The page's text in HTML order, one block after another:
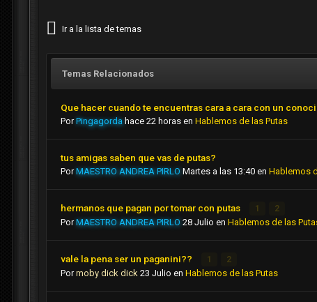
Ir a la lista de temas
Temas Relacionados
Que hacer cuando te encuentras cara a cara con un
PorPingagorda hace 22 horas en Hablemos de las Putas
tus amigas saben que vas de putas?
PorMAESTRO ANDREA PIRLO Martes a las 13:40 en Hablemos
hermanos que pagan por tomar con putas 1 2
PorMAESTRO ANDREA PIRLO 28 Julio en Hablemos de las
vale la pena ser un paganini?? 1 2
Pormoby dick dick 23 Julio en Hablemos de las Putas